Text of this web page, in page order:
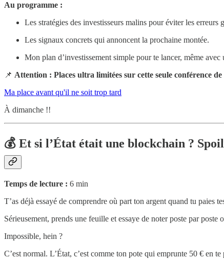
Au programme :
Les stratégies des investisseurs malins pour éviter les erreurs
Les signaux concrets qui annoncent la prochaine montée.
Mon plan d’investissement simple pour te lancer, même avec
📌 Attention : Places ultra limitées sur cette seule conférence
Ma place avant qu'il ne soit trop tard
À dimanche !!
💰 Et si l’État était une blockchain ?
Temps de lecture : 6 min
T’as déjà essayé de comprendre où part ton argent quand tu paies
Sérieusement, prends une feuille et essaye de noter poste par
Impossible, hein ?
C’est normal. L’État, c’est comme ton pote qui emprunte 50 €